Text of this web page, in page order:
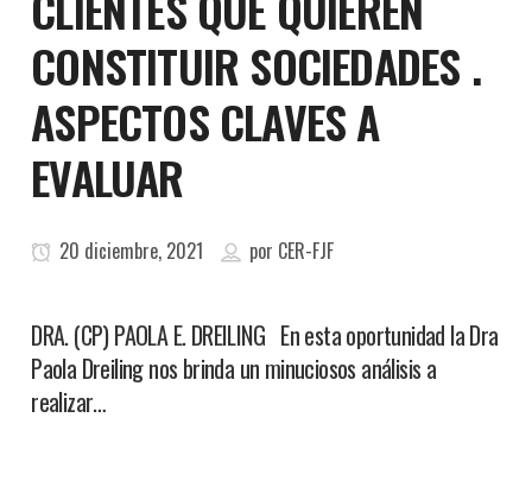
CONSTITUIR SOCIEDADES .
ASPECTOS CLAVES A
EVALUAR
20 diciembre, 2021 por CER-FJF
DRA. (CP) PAOLA E. DREILING En esta oportunidad la Dra
Paola Dreiling nos brinda un minuciosos análisis a
realizar…